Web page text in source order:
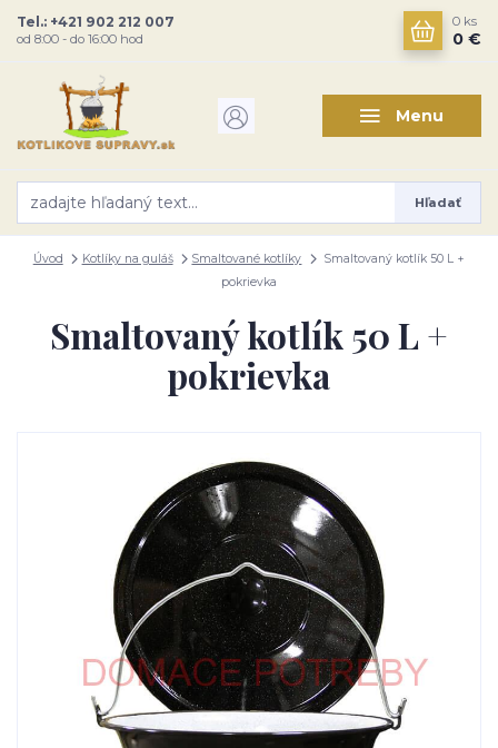
Menu
Hľadať
Tel.: +421 902 212 007
od 8:00 - do 16:00 hod
0 ks
0 €
Úvod Kotlíky na guláš Smaltované kotlíky
Smaltovaný kotlík 50 L +
pokrievka
Smaltovaný kotlík 50 L +
pokrievka